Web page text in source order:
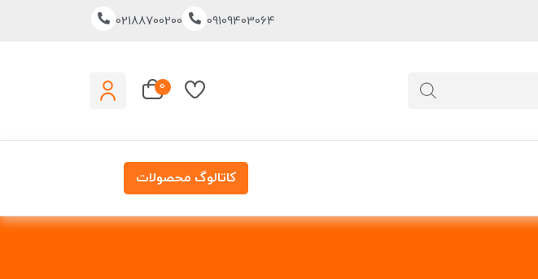
02188700200 09109403064
0
کاتالوگ محصولات